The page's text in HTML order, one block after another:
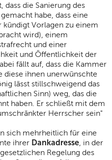
die Sanierung des
habe, dass eine
kündigt Vorlagen zu einem
wird), einem
und einer
und Öffentlichkeit der
fällt auf, dass die Kammer
diese ihnen unerwünschte
lässt stillschweigend das
Sinn) weg, das die
haben. Er schließt mit dem
Herrscher sein"
sich mehrheitlich für eine
ihrer Dankadresse , in der
Regelung des